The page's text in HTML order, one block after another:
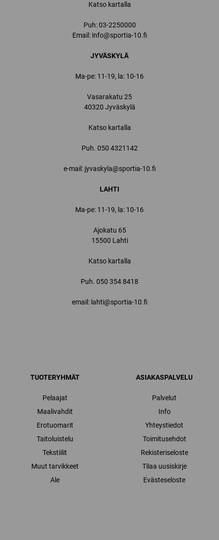
Katso kartalla
Puh:03-2250000
Email: info@sportia-10.fi
JYVÄSKYLÄ
Ma-pe: 11-19, la: 10-16
Vasarakatu 25
40320 Jyväskylä
Katso kartalla
Puh. 050 4321142
e-mail: jyvaskyla@sportia-10.fi
LAHTI
Ma-pe: 11-19, la: 10-16
Ajokatu 65
15500 Lahti
Katso kartalla
Puh. 050 354 8418
email: lahti@sportia-10.fi
TUOTERYHMÄT
Pelaajat
Maalivahdit
Erotuomarit
Taitoluistelu
Tekstiilit
Muut tarvikkeet
Ale
ASIAKASPALVELU
Palvelut
Info
Yhteystiedot
Toimitusehdot
Rekisteriseloste
Tilaa uusiskirje
Evästeseloste